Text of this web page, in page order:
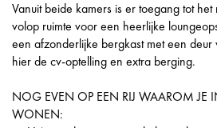
Vanuit beide kamers is er toegang tot
volop ruimte voor een heerlijke
een afzonderlijke bergkast met een deur
hier de cv-optelling en extra berging.
NOG EVEN OP EEN RIJ WAAROM JE
WONEN: